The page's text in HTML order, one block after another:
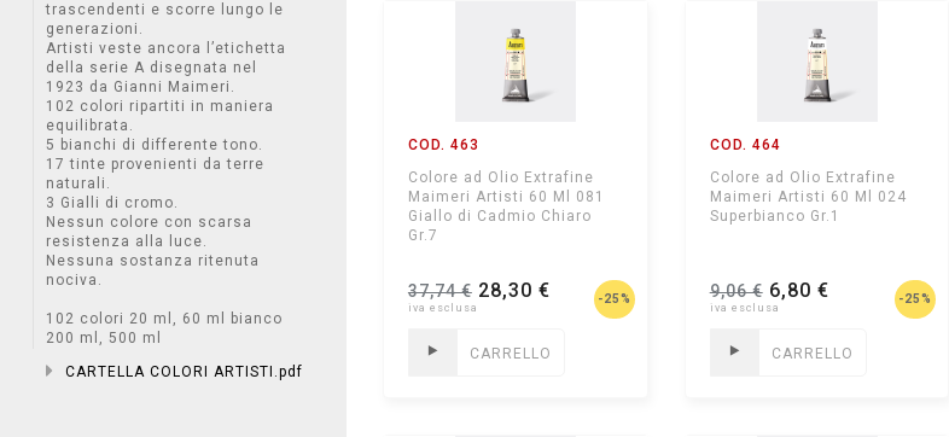
trascendenti e scorre lungo le
generazioni.
Artisti veste ancora l’etichetta
della serie A disegnata nel
1923 da Gianni Maimeri.
102 colori ripartiti in maniera
equilibrata.
5 bianchi di differente tono.
17 tinte provenienti da terre
naturali.
3 Gialli di cromo.
Nessun colore con scarsa
resistenza alla luce.
Nessuna sostanza ritenuta
nociva.
102 colori 20 ml, 60 ml bianco
200 ml, 500 ml
CARTELLA COLORI ARTISTI.pdf
COD. 463
Colore ad Olio Extrafine
Maimeri Artisti 60 Ml 081
Giallo di Cadmio Chiaro
Gr.7
37,74 €28,30 € -25%
CARRELLO
COD. 464
Colore ad Olio Extrafine
Maimeri Artisti 60 Ml 024
Superbianco Gr.1
9,06 €6,80 € -25%
CARRELLO